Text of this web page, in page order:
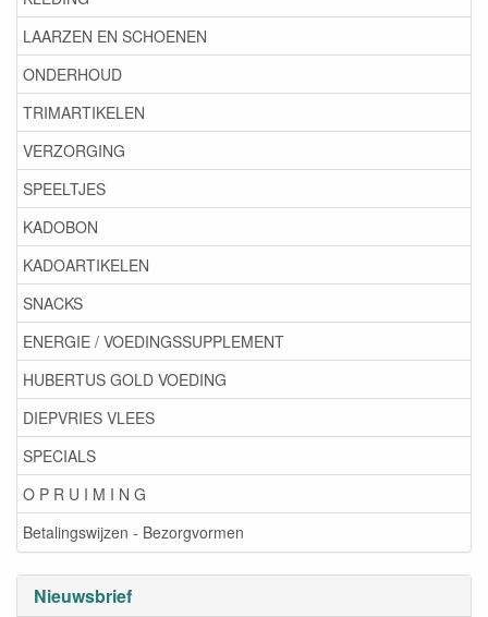
LAARZEN EN SCHOENEN
ONDERHOUD
TRIMARTIKELEN
VERZORGING
SPEELTJES
KADOBON
KADOARTIKELEN
SNACKS
ENERGIE / VOEDINGSSUPPLEMENT
HUBERTUS GOLD VOEDING
DIEPVRIES VLEES
SPECIALS
O P R U I M I N G
Betalingswijzen - Bezorgvormen
Nieuwsbrief